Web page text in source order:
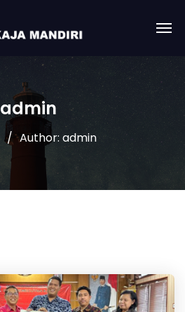
admin
Author: admin